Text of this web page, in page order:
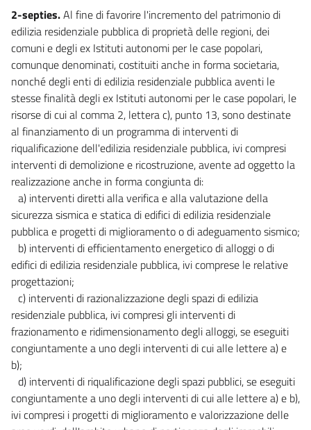
2-septies.Al fine di favorire l'incremento del patrimonio di
edilizia residenziale pubblica di proprietà delle regioni, dei
comuni e degli ex Istituti autonomi per le case popolari,
comunque denominati, costituiti anche in forma societaria,
nonché degli enti di edilizia residenziale pubblica aventi le
stesse finalità degli ex Istituti autonomi per le case popolari, le
risorse di cui al comma 2, lettera c), punto 13, sono destinate
al finanziamento di un programma di interventi di
riqualificazione dell'edilizia residenziale pubblica, ivi compresi
interventi di demolizione e ricostruzione, avente ad oggetto la
realizzazione anche in forma congiunta di:
a) interventi diretti alla verifica e alla valutazione della
sicurezza sismica e statica di edifici di edilizia residenziale
pubblica e progetti di miglioramento o di adeguamento sismico;
b) interventi di efficientamento energetico di alloggi o di
edifici di edilizia residenziale pubblica, ivi comprese le relative
progettazioni;
c) interventi di razionalizzazione degli spazi di edilizia
residenziale pubblica, ivi compresi gli interventi di
frazionamento e ridimensionamento degli alloggi, se eseguiti
congiuntamente a uno degli interventi di cui alle lettere a) e
b);
d) interventi di riqualificazione degli spazi pubblici, se eseguiti
congiuntamente a uno degli interventi di cui alle lettere a) e b),
ivi compresi i progetti di miglioramento e valorizzazione delle